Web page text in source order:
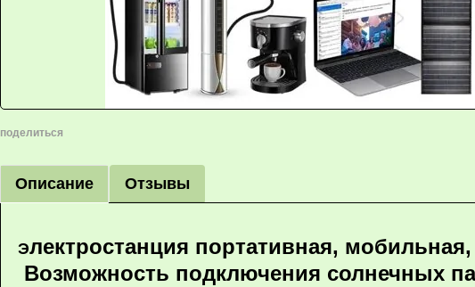
поделиться
Описание Отзывы
Электростанция портативная,
Возможность подключения солнечных